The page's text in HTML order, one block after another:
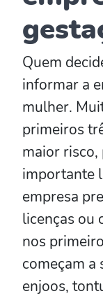
Quem
informar a
mulher.
primeiros
maior risco,
importante
empresa
licenças ou
nos
começam
enjoos,